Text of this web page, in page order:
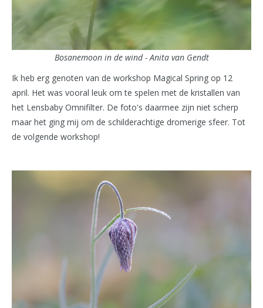
Bosanemoon in de wind - Anita van Gendt
Ik heb erg genoten van de workshop Magical Spring op 12
april. Het was vooral leuk om te spelen met de kristallen van
het Lensbaby Omnifilter. De foto's daarmee zijn niet scherp
maar het ging mij om de schilderachtige dromerige sfeer. Tot
de volgende workshop!